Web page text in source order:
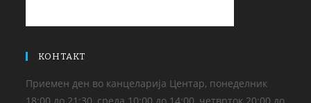
КОНТАКТ
Приемен ден во канцеларија Центар, понеделник
18:00 до 21:30, среда 10:00 до 14:00, четврток 20:00 до